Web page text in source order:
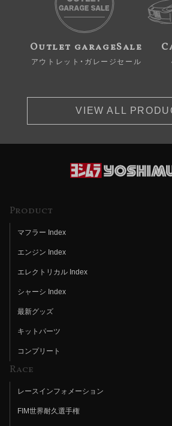
Outlet garageSale
アウトレット・ガレージセール
VIEW ALL
Product
マフラー Index
エンジン Index
エレクトリカル Index
シャーシ Index
最新グッズ
キットパーツ
コンプリート
Race
レースインフォメーション
FIM世界耐久選手権